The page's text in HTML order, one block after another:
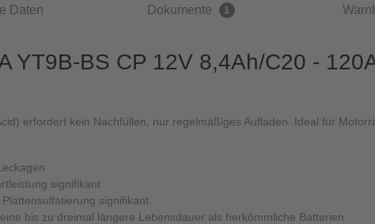
Daten Dokumente 1
YT9B-BS CP 12V 8,4Ah/C20 -
erfordert kein Nachfüllen, nur regelmäßiges Aufladen. Ideal für
signifikant
signifikant
bis zu dreimal längere Lebensdauer als herkömmliche Batterien